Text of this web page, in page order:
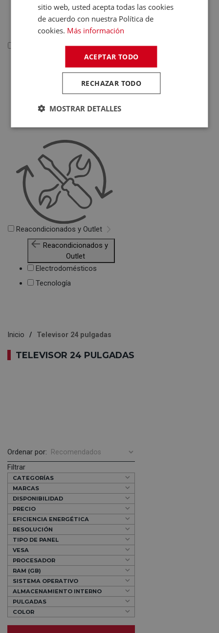
Deportivas
Juguetes
Telefonía
Telefonía
Accesorios Telefonía
Fundas Teléfonos
Reacondicionados y Outlet
Reacondicionados y
Outlet
Electrodomésticos
Tecnología
Inicio Televisor 24 pulgadas
TELEVISOR 24 PULGADAS
Ordenar por:
Filtrar
CATEGORÍAS
MARCAS
DISPONIBILIDAD
PRECIO
EFICIENCIA ENERGÉTICA
RESOLUCIÓN
TIPO DE PANEL
VESA
PROCESADOR
RAM (GB)
SISTEMA OPERATIVO
ALMACENAMIENTO INTERNO
PULGADAS
COLOR
sitio web, usted acepta todas las cookies
de acuerdo con nuestra Política de
cookies. Más información
ACEPTAR TODO
RECHAZAR TODO
MOSTRAR DETALLES